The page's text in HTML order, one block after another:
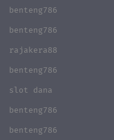
benteng786
benteng786
rajakera88
benteng786
slot dana
benteng786
benteng786